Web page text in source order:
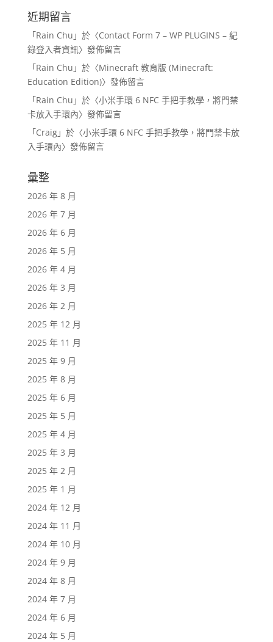
近期留言
「Rain Chu 」於〈Contact Form 7 – WP PLUGINS – 紀
錄登入者資訊〉發佈留言
「Rain Chu 」於〈Minecraft 教育版 (Minecraft:
Education Edition)〉發佈留言
「Rain Chu 」於〈小米手環 6 NFC 手把手教學，將門禁
卡放入手環內〉發佈留言
「Craig」於〈小米手環 6 NFC 手把手教學，將門禁卡放
入手環內〉發佈留言
彙整
2026 年 8 月
2026 年 7 月
2026 年 6 月
2026 年 5 月
2026 年 4 月
2026 年 3 月
2026 年 2 月
2025 年 12 月
2025 年 11 月
2025 年 9 月
2025 年 8 月
2025 年 6 月
2025 年 5 月
2025 年 4 月
2025 年 3 月
2025 年 2 月
2025 年 1 月
2024 年 12 月
2024 年 11 月
2024 年 10 月
2024 年 9 月
2024 年 8 月
2024 年 7 月
2024 年 6 月
2024 年 5 月